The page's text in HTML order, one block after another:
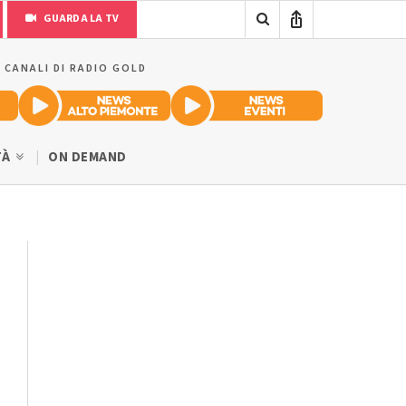
GUARDA LA TV
DI RADIO GOLD
ON DEMAND